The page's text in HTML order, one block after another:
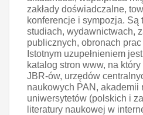
zakłady doświadczalne,
konferencje i sympozja. Są
studiach, wydawnictwach,
publicznych, obronach
Istotnym uzupełnieniem
katalog stron www, na
JBR-ów, urzędów
naukowych PAN, akademii
uniwersytetów (polskich i
literatury naukowej w